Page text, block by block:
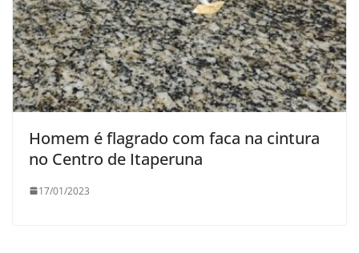
Homem é flagrado com faca na cintura
no Centro de Itaperuna
17/01/2023